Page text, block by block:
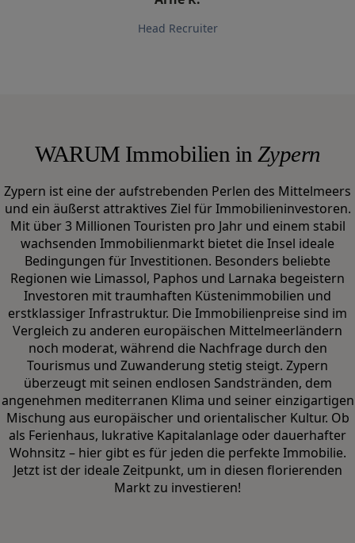
Head Recruiter
WARUM Immobilien in Zypern
Zypern ist eine der aufstrebenden Perlen des Mittelmeers
und ein äußerst attraktives Ziel für Immobilieninvestoren.
Mit über 3 Millionen Touristen pro Jahr und einem stabil
wachsenden Immobilienmarkt bietet die Insel ideale
Bedingungen für Investitionen. Besonders beliebte
Regionen wie Limassol, Paphos und Larnaka begeistern
Investoren mit traumhaften Küstenimmobilien und
erstklassiger Infrastruktur. Die Immobilienpreise sind im
Vergleich zu anderen europäischen Mittelmeerländern
noch moderat, während die Nachfrage durch den
Tourismus und Zuwanderung stetig steigt. Zypern
überzeugt mit seinen endlosen Sandstränden, dem
angenehmen mediterranen Klima und seiner einzigartigen
Mischung aus europäischer und orientalischer Kultur. Ob
als Ferienhaus, lukrative Kapitalanlage oder dauerhafter
Wohnsitz – hier gibt es für jeden die perfekte Immobilie.
Jetzt ist der ideale Zeitpunkt, um in diesen florierenden
Markt zu investieren!